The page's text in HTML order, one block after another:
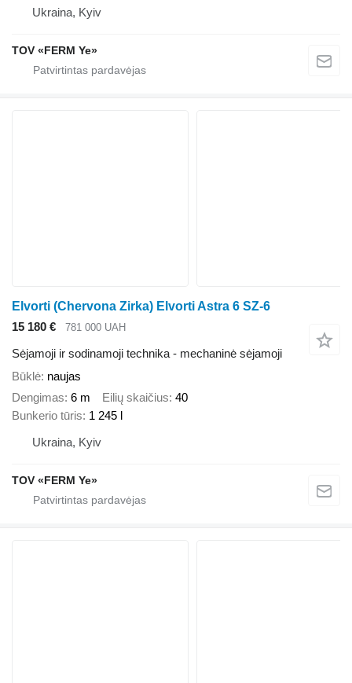
Ukraina, Kyiv
TOV «FERM Ye»
Elvorti (Chervona Zirka) Elvorti Astra 6 SZ-6
15 180 €
781 000 UAH
Sėjamoji ir sodinamoji technika - mechaninė sėjamoji
Būklė naujas
Dengimas 6 m Eilių skaičius 40
Bunkerio tūris 1 245 l
Ukraina, Kyiv
TOV «FERM Ye»